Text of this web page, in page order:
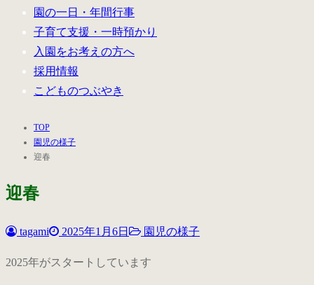
園の一日・年間行事
子育て支援・一時預かり
入園をお考えの方へ
採用情報
こどものつぶやき
TOP
園児の様子
迎春
迎春
tagami 2025年1月6日 園児の様子
2025年がスタートしています